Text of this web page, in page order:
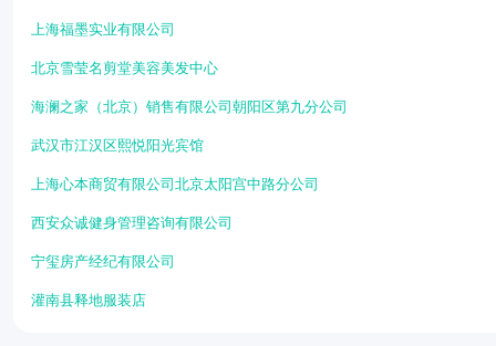
上海福墨实业有限公司
北京雪莹名剪堂美容美发中心
海澜之家（北京）销售有限公司朝阳区第九分公司
武汉市江汉区熙悦阳光宾馆
上海心本商贸有限公司北京太阳宫中路分公司
西安众诚健身管理咨询有限公司
宁玺房产经纪有限公司
灌南县释地服装店